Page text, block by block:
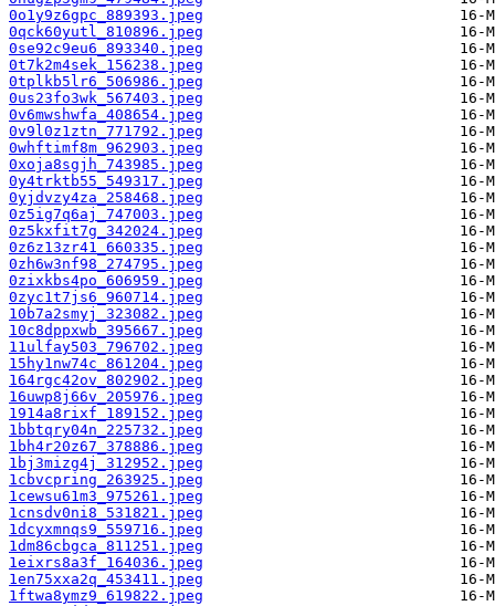
0o1y9z6gpc_889393.jpeg
0qck60yutl_810896.jpeg
0se92c9eu6_893340.jpeg
0t7k2m4sek_156238.jpeg
0tplkb5lr6_506986.jpeg
0us23fo3wk_567403.jpeg
0v6mwshwfa_408654.jpeg
0v9l0z1ztn_771792.jpeg
0whftimf8m_962903.jpeg
0xoja8sgjh_743985.jpeg
0y4trktb55_549317.jpeg
0yjdvzy4za_258468.jpeg
0z5ig7q6aj_747003.jpeg
0z5kxfit7g_342024.jpeg
0z6z13zr41_660335.jpeg
0zh6w3nf98_274795.jpeg
0zixkbs4po_606959.jpeg
0zyc1t7js6_960714.jpeg
10b7a2smyj_323082.jpeg
10c8dppxwb_395667.jpeg
11ulfay503_796702.jpeg
15hy1nw74c_861204.jpeg
164rgc42ov_802902.jpeg
16uwp8j66v_205976.jpeg
1914a8rixf_189152.jpeg
1bbtqry04n_225732.jpeg
1bh4r20z67_378886.jpeg
1bj3mizg4j_312952.jpeg
1cbvcpring_263925.jpeg
1cewsu61m3_975261.jpeg
1cnsdv0ni8_531821.jpeg
1dcyxmnqs9_559716.jpeg
1dm86cbgca_811251.jpeg
1eixrs8a3f_164036.jpeg
1en75xxa2q_453411.jpeg
1ftwa8ymz9_619822.jpeg